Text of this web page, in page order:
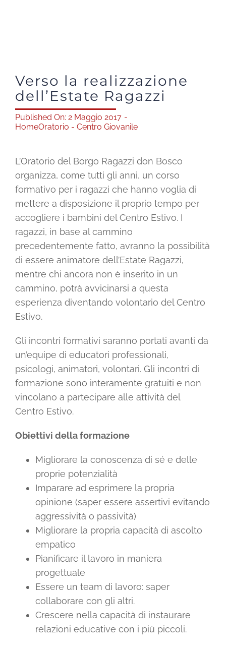
Dona ora
Mediaroom
CARRELLO
Officina Solidale
Verso la realizzazione
dell’Estate Ragazzi
Published On: 2 Maggio 2017 -
HomeOratorio - Centro Giovanile
L’Oratorio del Borgo Ragazzi don Bosco
organizza, come tutti gli anni, un corso
formativo per i ragazzi che hanno voglia di
mettere a disposizione il proprio tempo per
accogliere i bambini del Centro Estivo. I
ragazzi, in base al cammino
precedentemente fatto, avranno la possibilità
di essere animatore dell’Estate Ragazzi,
mentre chi ancora non è inserito in un
cammino, potrà avvicinarsi a questa
esperienza diventando volontario del Centro
Estivo.
Gli incontri formativi saranno portati avanti da
un’equipe di educatori professionali,
psicologi, animatori, volontari. Gli incontri di
formazione sono interamente gratuiti e non
vincolano a partecipare alle attività del
Centro Estivo.
Obiettivi della formazione
Migliorare la conoscenza di sé e delle
proprie potenzialità
Imparare ad esprimere la propria
opinione (saper essere assertivi evitando
aggressività o passività)
Migliorare la propria capacità di ascolto
empatico
Pianificare il lavoro in maniera
progettuale
Essere un team di lavoro: saper
collaborare con gli altri.
Crescere nella capacità di instaurare
relazioni educative con i più piccoli.